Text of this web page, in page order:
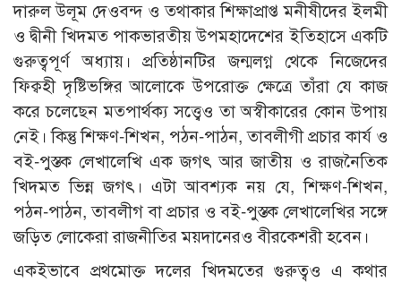
দারুল উলূম দেওবন্দ ও তথাকার শিক্ষাপ্রাপ্ত মনীষীদের ইলমী
ও দ্বীনী খিদমত পাকভারতীয় উপমহাদেশের ইতিহাসে একটি
গুরুত্বপূর্ণ অধ্যায়। প্রতিষ্ঠানটির জন্মলগ্ন থেকে নিজেদের
ফিক্বহী দৃষ্টিভঙ্গির আলোকে উপরোক্ত ক্ষেত্রে তাঁরা যে কাজ
করে চলেছেন মতপার্থক্য সত্ত্বেও তা অস্বীকারের কোন উপায়
নেই। কিন্তু শিক্ষণ-শিখন, পঠন-পাঠন, তাবলীগী প্রচার কার্য ও
বই-পুস্তক লেখালেখি এক জগৎ আর জাতীয় ও রাজনৈতিক
খিদমত ভিন্ন জগৎ। এটা আবশ্যক নয় যে, শিক্ষণ-শিখন,
পঠন-পাঠন, তাবলীগ বা প্রচার ও বই-পুস্তক লেখালেখির সঙ্গে
জড়িত লোকেরা রাজনীতির ময়দানেরও বীরকেশরী হবেন।
একইভাবে প্রথমোক্ত দলের খিদমতের গুরুত্বও এ কথার